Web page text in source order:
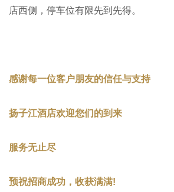
福建纳滋宝食品有限公司
北海益康工贸有限公司
苗蔬蔬（光头李记食品）
河北麦客食品有限公司
店西侧，停车位有限先到先得。
感谢每一位客户朋友的信任与支持
扬子江酒店欢迎您们的到来
服务无止尽
预祝招商成功，收获满满!